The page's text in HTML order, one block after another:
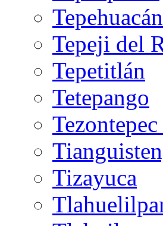
Tepeji del
Tepetitlán
Tetepango
Tizayuca